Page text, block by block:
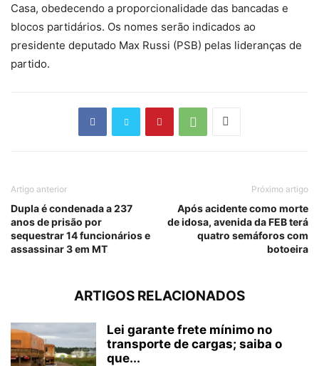
Casa, obedecendo a proporcionalidade das bancadas e
blocos partidários. Os nomes serão indicados ao
presidente deputado Max Russi (PSB) pelas lideranças de
partido.
Artigo anterior
Dupla é condenada a 237
anos de prisão por
sequestrar 14 funcionários e
assassinar 3 em MT
Próximo artigo
Após acidente como morte
de idosa, avenida da FEB terá
quatro semáforos com
botoeira
ARTIGOS RELACIONADOS
Lei garante frete mínimo no
transporte de cargas; saiba o
que...